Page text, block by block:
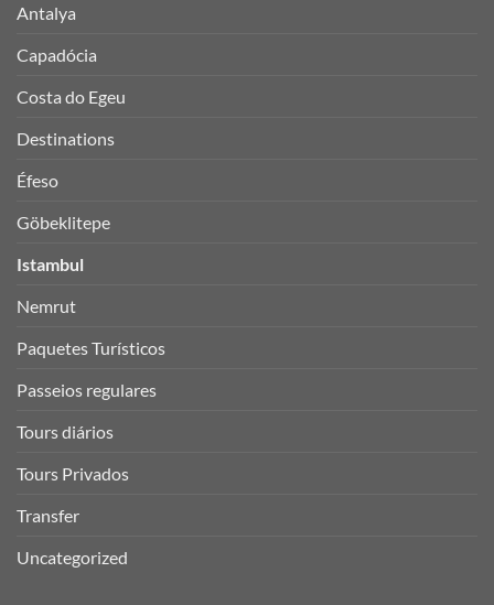
Antalya
Capadócia
Costa do Egeu
Destinations
Éfeso
Göbeklitepe
Istambul
Nemrut
Paquetes Turísticos
Passeios regulares
Tours diários
Tours Privados
Transfer
Uncategorized